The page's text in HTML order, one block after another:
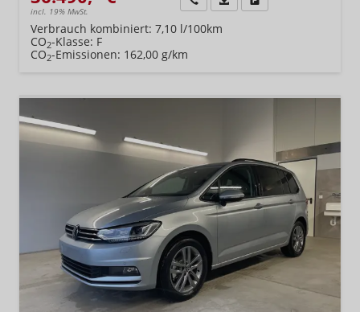
incl. 19% MwSt.
Verbrauch kombiniert: 7,10 l/100km
CO2-Klasse: F
CO2-Emissionen: 162,00 g/km